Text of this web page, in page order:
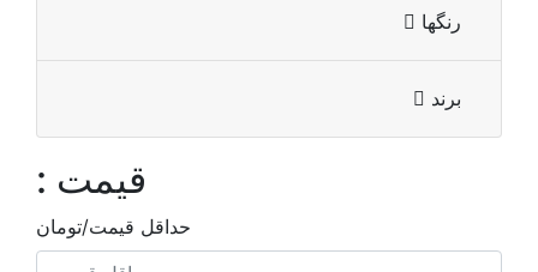
رنگها
برند
قیمت :
حداقل قیمت/تومان